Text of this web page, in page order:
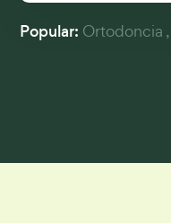
Popular: Ortodoncia